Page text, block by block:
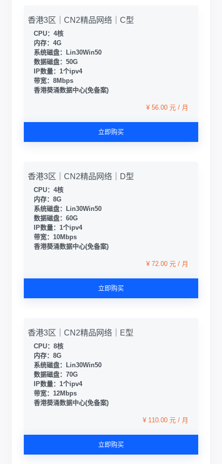
香港3区｜CN2精品网络｜C型
CPU：4核
内存：4G
系统磁盘：Lin30Win50
数据磁盘：50G
IP数量：1个ipv4
带宽：8Mbps
香港葵涌数据中心(免备案)
¥ 56.00 元 / 月
立即购买
香港3区｜CN2精品网络｜D型
CPU：4核
内存：8G
系统磁盘：Lin30Win50
数据磁盘：60G
IP数量：1个ipv4
带宽：10Mbps
香港葵涌数据中心(免备案)
¥ 72.00 元 / 月
立即购买
香港3区｜CN2精品网络｜E型
CPU：8核
内存：8G
系统磁盘：Lin30Win50
数据磁盘：70G
IP数量：1个ipv4
带宽：12Mbps
香港葵涌数据中心(免备案)
¥ 110.00 元 / 月
立即购买